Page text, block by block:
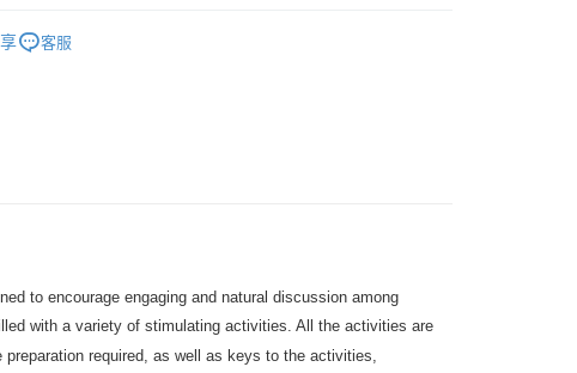
灣本島
客服
to encourage engaging and natural discussion among
with a variety of stimulating activities. All the activities are
required, as well as keys to the activities,